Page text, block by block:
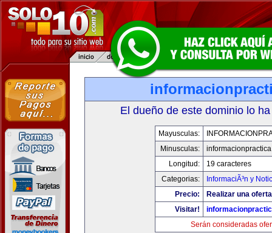
El dueño de este dominio lo
Mayusculas:
Minusculas:
Longitud:
19 caracteres
Categorias:
InformaciÃ³n y
Precio:
Realizar una
Visitar!
Serán consideradas